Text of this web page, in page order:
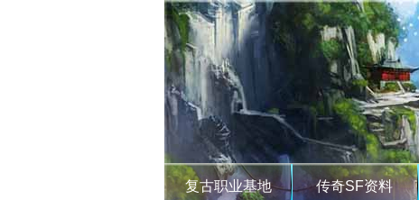
复古职业基地 传奇SF资料